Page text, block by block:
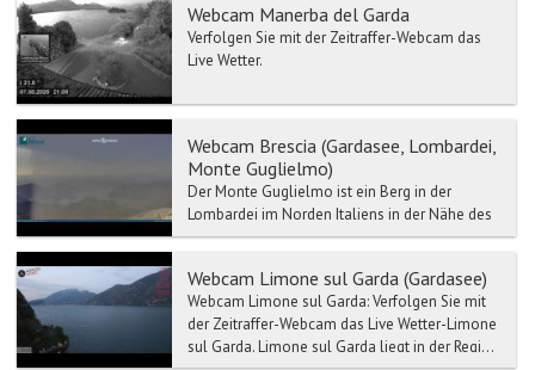
Webcam Manerba del Garda
Verfolgen Sie mit der Zeitraffer-Webcam das
Live Wetter.
Webcam Brescia (Gardasee, Lombardei,
Monte Guglielmo)
Der Monte Guglielmo ist ein Berg in der
Lombardei im Norden Italiens in der Nähe des
Iseosee mit 1957 Metern Höhe über dem Meer.
Webcam Limone sul Garda (Gardasee)
Webcam Limone sul Garda: Verfolgen Sie mit
der Zeitraffer-Webcam das Live Wetter-Limone
sul Garda. Limone sul Garda liegt in der Regi...